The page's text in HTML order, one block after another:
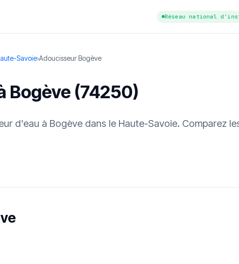
Réseau national
Savoie›Adoucisseur Bogève
Bogève (74250)
d'eau à Bogève dans le Haute-Savoie. Comparez